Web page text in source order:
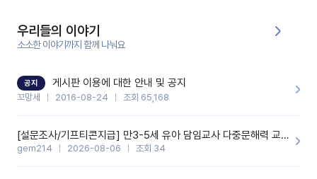
을 많이 하는데,꼬망봇 덕분에 고민하는 시간을 줄이고 학부모님을
안심시킬 수 있었습니다.이 부분은 꼬망봇이 추가로 알려준 응대 tip
입니다.학부모님께 전화를 드리기 전에, 내용을 숙지하여 좀 더 전문
성 있는 교사가 되어 대화를 나눌 수 있었습니다.꼬망세 AI학부모 응
기능을 개발해 주셔서 감사합니다.
우리들의 이야기
소소한 이야기까지 함께 나눠요
공지 게시판 이용에 대한 안내 및 공지
꼬망세 2016-08-24 조회 65,168
[설문조사/기프티콘지급] 만3-5세 유아 담임교사 다중문해력 교육 증진을 위한 설문조사
gem214 2026-08-06 조회 34